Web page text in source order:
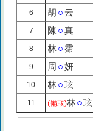
6 胡 ○云
7 陳 ○真
8 林○霈
9 周 ○妍
10 林○玹
11 (備取)林○玹